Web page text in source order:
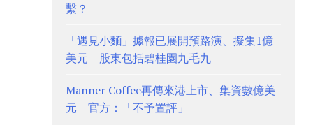
繫？
「遇見小麵」據報已展開預路演、擬集1億
美元 股東包括碧桂園九毛九
Manner Coffee再傳來港上市、集資數億美
元 官方：「不予置評」